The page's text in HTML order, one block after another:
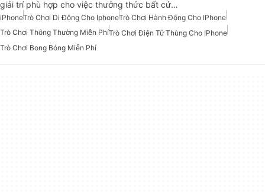
giải trí phù hợp cho việc thưởng thức bất cứ…
iPhoneTrò Chơi Di Động Cho IphoneTrò Chơi Hành Động Cho IPhone
Trò Chơi Thông Thường Miễn PhíTrò Chơi Điện Tử Thùng Cho IPhone
Trò Chơi Bong Bóng Miễn Phí